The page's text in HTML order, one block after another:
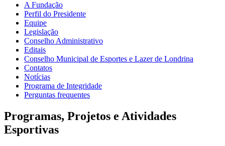
A Fundação
Perfil do Presidente
Equipe
Legislação
Conselho Administrativo
Editais
Conselho Municipal de Esportes e Lazer de Londrina
Contatos
Notícias
Programa de Integridade
Perguntas frequentes
Programas, Projetos e Atividades
Esportivas